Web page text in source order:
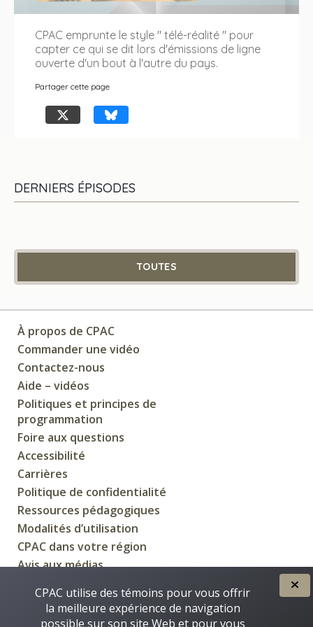
CPAC emprunte le style " télé-réalité " pour
capter ce qui se dit lors d'émissions de ligne
ouverte d'un bout à l'autre du pays.
Partager cette page
DERNIERS ÉPISODES
TOUTES
À propos de CPAC
Commander une vidéo
Contactez-nous
Aide – vidéos
Politiques et principes de
programmation
Foire aux questions
Accessibilité
Carrières
Politique de confidentialité
Ressources pédagogiques
Modalités d’utilisation
CPAC dans votre région
Avis aux médias
CPAC utilise des témoins pour vous offrir
la meilleure expérience de navigation
possible sur son site Web et pour vous